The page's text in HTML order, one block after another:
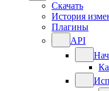
Скачать
История
Плагины
API